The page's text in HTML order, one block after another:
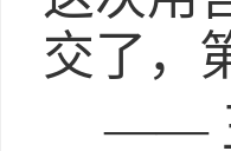
交了，
——